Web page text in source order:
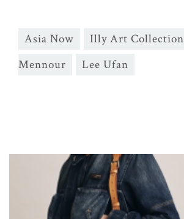
Asia Now Illy Art Collection
Mennour
Lee Ufan